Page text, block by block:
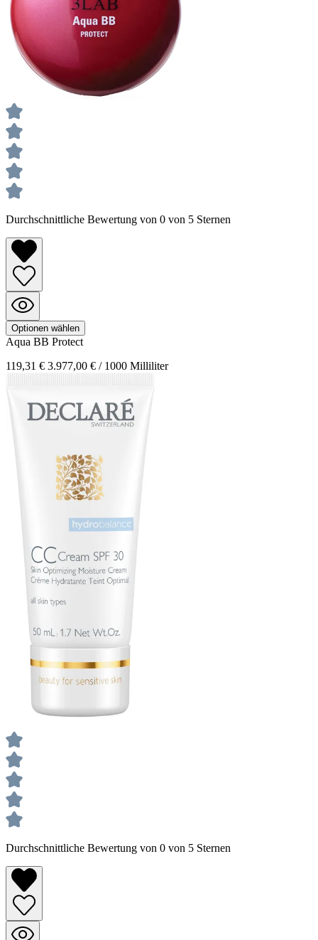
Durchschnittliche Bewertung von 0 von 5 Sternen
Optionen wählen
Aqua BB Protect
119,31 € 3.977,00 € / 1000 Milliliter
Durchschnittliche Bewertung von 0 von 5 Sternen